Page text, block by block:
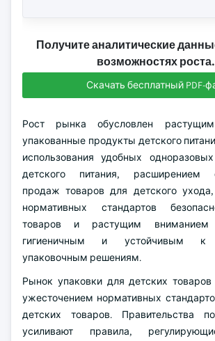
Получите аналитические
возможностях роста.
Скачать бесплатный PDF-
Рост рынка обусловлен
упакованные продукты детского
использования удобных
детского питания, расширением
продаж товаров для детского
нормативных стандартов
товаров и растущим вниманием
гигиеничным и устойчивым к
упаковочным решениям.
Рынок упаковки для детских товаров
ужесточением нормативных
детских товаров. Правительства
усиливают правила,